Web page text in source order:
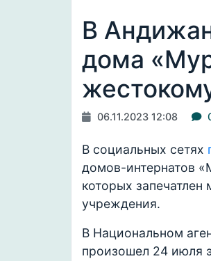
В
дома
06.11.2023 12:08
В социальных сетях
домов-интернатов
которых
учреждения.
В Национальном
произошел 24 июля